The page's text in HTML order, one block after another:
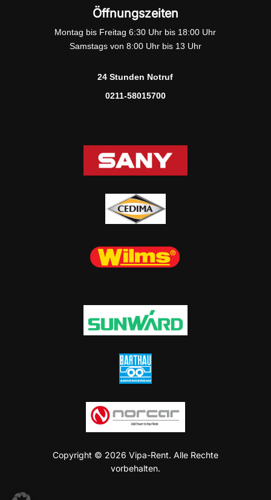
Öffnungszeiten
Montag bis Freitag 6:30 Uhr bis 18:00 Uhr
Samstags von 8:00 Uhr bis 13 Uhr
24 Stunden Notruf
0211-58015700
Copyright © 2026 Vipa-Rent. Alle Rechte
vorbehalten.